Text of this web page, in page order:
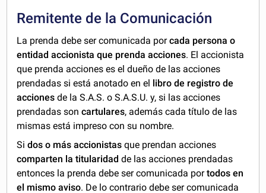
Remitente de la Comunicación
La prenda debe ser comunicada porcada persona o
entidad accionista que prenda acciones. El accionista
que prenda acciones es el dueño de las acciones
prendadas si está anotado en el
libro de registro de
acciones de la S.A.S. o S.A.S.U. y, si las acciones
prendadas soncartulares, además cada título de las
mismas está impreso con su nombre.
Sidos o más accionistas que prendan acciones
comparten la titularidad de las acciones prendadas
entonces la prenda debe ser comunicada portodos en
el mismo aviso. De lo contrario debe ser comunicada